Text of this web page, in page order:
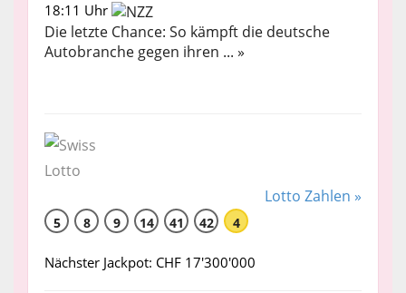
18:11 Uhr
Die letzte Chance: So kämpft die deutsche
Autobranche gegen ihren ... »
Lotto Zahlen »
5 8 9 14 41 42 4
Nächster Jackpot: CHF 17'300'000